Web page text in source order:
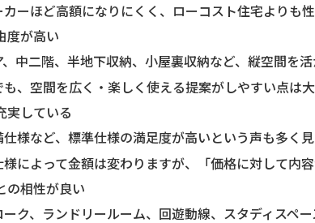
ーほど高額になりにくく、ローコスト住宅よりも
度が高い
中二階、半地下収納、小屋裏収納など、縦空間を活
、空間を広く・楽しく使える提案がしやすい点は大
している
様など、標準仕様の満足度が高いという声も多く見
によって金額は変わりますが、「価格に対して内
相性が良い
ク、ランドリールーム、回遊動線、スタディスペ